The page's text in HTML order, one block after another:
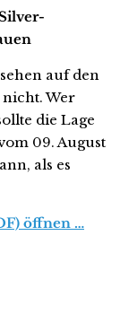
auf den
nicht. Wer
die Lage
09. August
als es
öffnen …